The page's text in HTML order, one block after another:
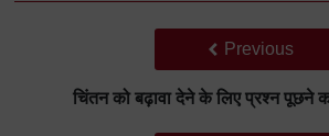
Back to
Previous
चिंतन को बढ़ावा देने के लिए प्रश्न पूछने